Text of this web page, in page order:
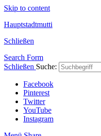
Skip to content
Hauptstadtmutti
Schließen
Search Form
Schließen Suche:
Facebook
Pinterest
Twitter
YouTube
Instagram